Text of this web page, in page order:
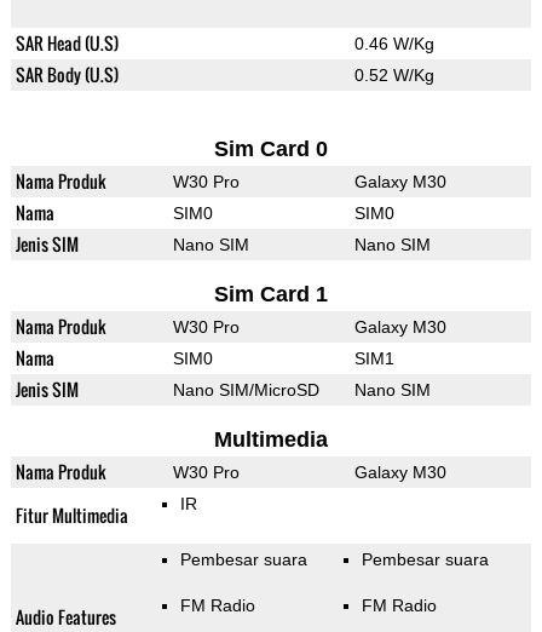
SAR Head (U.S) 0.46 W/Kg
SAR Body (U.S) 0.52 W/Kg
Sim Card 0
Nama Produk W30 Pro Galaxy M30
Nama SIM0 SIM0
Jenis SIM Nano SIM Nano SIM
Sim Card 1
Nama Produk W30 Pro Galaxy M30
Nama SIM0 SIM1
Jenis SIM Nano SIM/MicroSD Nano SIM
Multimedia
Nama Produk W30 Pro Galaxy M30
Fitur Multimedia IR
Audio Features
Pembesar suara
FM Radio
Pembesar suara
FM Radio